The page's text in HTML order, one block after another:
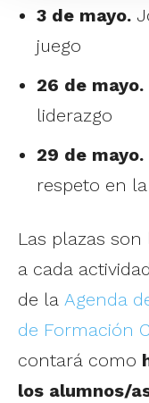
3 de mayo.
juego
26 de mayo.
liderazgo
29 de mayo.
respeto en
Las plazas
a cada
de la Agenda
de Formación
contará como
los alumnos/